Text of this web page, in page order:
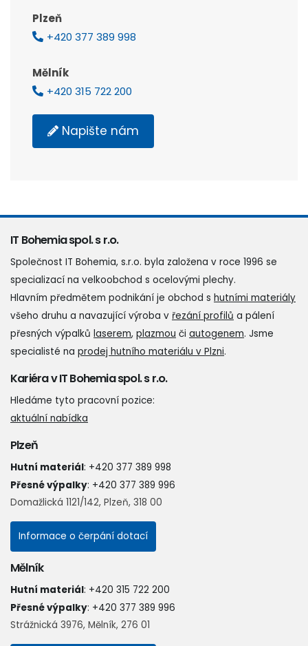
Plzeň
+420 377 389 998
Mělník
+420 315 722 200
Napište nám
IT Bohemia spol. s r.o.
Společnost IT Bohemia, s.r.o. byla založena v roce 1996 se
specializací na velkoobchod s ocelovými plechy.
Hlavním předmětem podnikání je obchod s hutními materiály
všeho druhu a navazující výroba v řezání profilů a pálení
přesných výpalků laserem, plazmou či autogenem. Jsme
specialisté na prodej hutního materiálu v Plzni.
Kariéra v IT Bohemia spol. s r.o.
Hledáme tyto pracovní pozice:
aktuální nabídka
Plzeň
Hutní materiál: +420 377 389 998
Přesné výpalky: +420 377 389 996
Domažlická 1121/142, Plzeň, 318 00
Informace o čerpání dotací
Mělník
Hutní materiál: +420 315 722 200
Přesné výpalky: +420 377 389 996
Strážnická 3976, Mělník, 276 01